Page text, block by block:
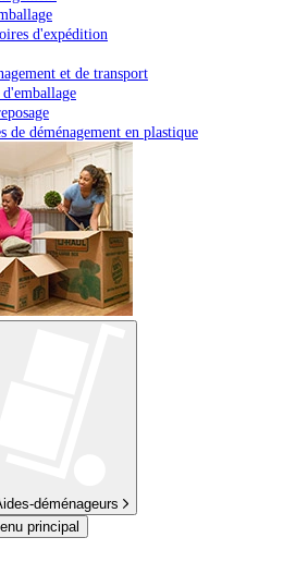
d'expédition
et de transport
d'emballage
de déménagement en plastique
déménageurs
principal